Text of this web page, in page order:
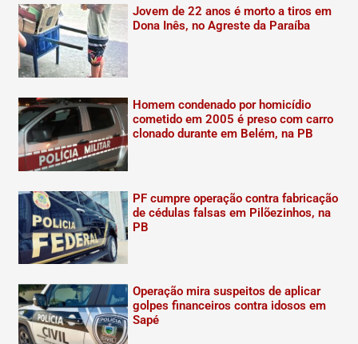
Jovem de 22 anos é morto a tiros em
Dona Inês, no Agreste da Paraíba
Homem condenado por homicídio
cometido em 2005 é preso com carro
clonado durante em Belém, na PB
PF cumpre operação contra fabricação
de cédulas falsas em Pilõezinhos, na
PB
Operação mira suspeitos de aplicar
golpes financeiros contra idosos em
Sapé